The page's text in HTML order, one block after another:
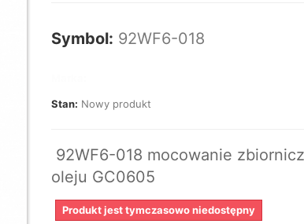
Symbol: 92WF6-018
Stan: Nowy produkt
92WF6-018 mocowanie
oleju GC0605
Produkt jest tymczasowo niedostępny